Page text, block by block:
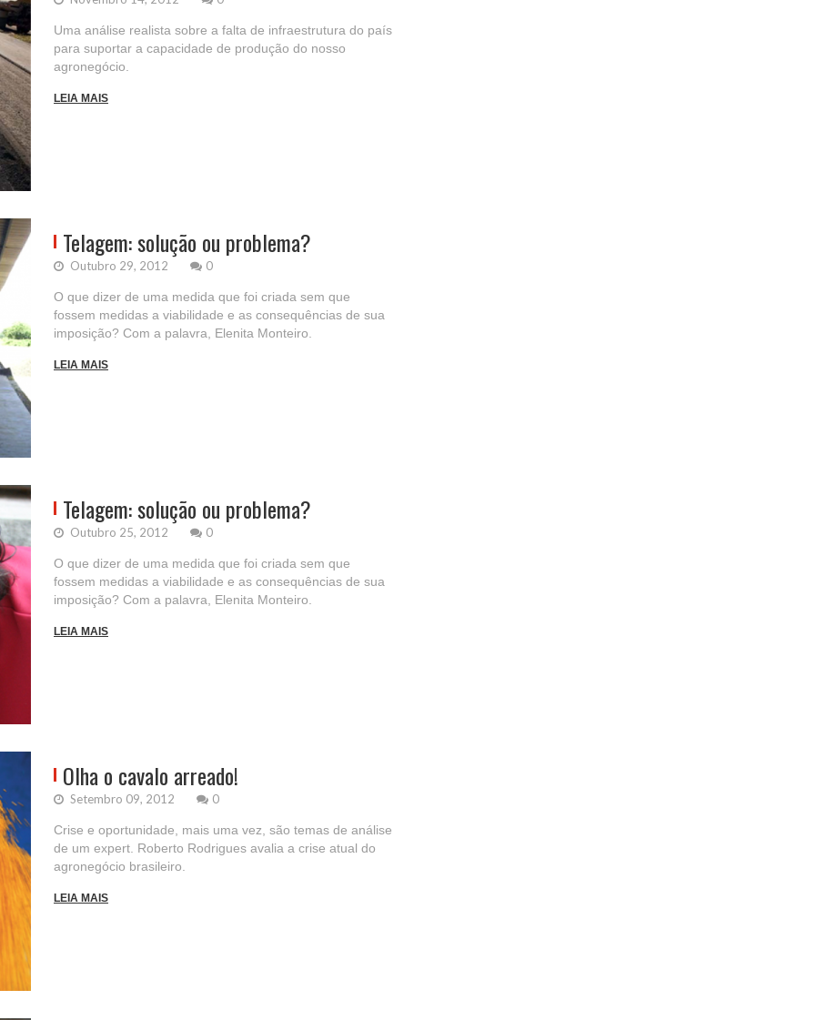
Uma análise realista sobre a falta de infraestrutura do país
para suportar a capacidade de produção do nosso
agronegócio.
LEIA MAIS
Telagem: solução ou problema?
Outubro 29, 2012 0
O que dizer de uma medida que foi criada sem que
fossem medidas a viabilidade e as consequências de sua
imposição? Com a palavra, Elenita Monteiro.
LEIA MAIS
Telagem: solução ou problema?
Outubro 25, 2012 0
O que dizer de uma medida que foi criada sem que
fossem medidas a viabilidade e as consequências de sua
imposição? Com a palavra, Elenita Monteiro.
LEIA MAIS
Olha o cavalo arreado!
Setembro 09, 2012 0
Crise e oportunidade, mais uma vez, são temas de análise
de um expert. Roberto Rodrigues avalia a crise atual do
agronegócio brasileiro.
LEIA MAIS